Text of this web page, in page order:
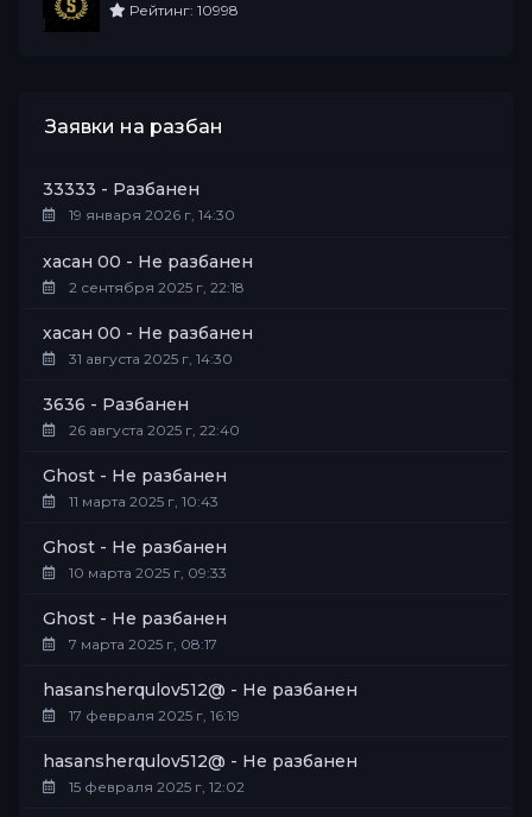
Рейтинг: 10998
Заявки на разбан
33333 - Разбанен
19 января 2026 г, 14:30
хасан 00 - Не разбанен
2 сентября 2025 г, 22:18
хасан 00 - Не разбанен
31 августа 2025 г, 14:30
3636 - Разбанен
26 августа 2025 г, 22:40
Ghost - Не разбанен
11 марта 2025 г, 10:43
Ghost - Не разбанен
10 марта 2025 г, 09:33
Ghost - Не разбанен
7 марта 2025 г, 08:17
hasansherqulov512@ - Не разбанен
17 февраля 2025 г, 16:19
hasansherqulov512@ - Не разбанен
15 февраля 2025 г, 12:02